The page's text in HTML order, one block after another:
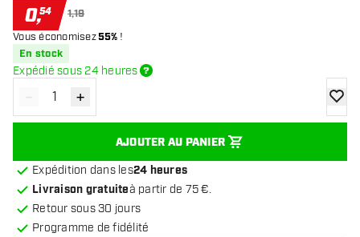
0,54 1,19
Vous économisez55% !
En stock
Expédié sous 24 heures
Diminuer la quantité
- Augmenter la quantité
+
AJOUTER AU PANIER
Expédition dans les24 heures
Livraison gratuiteà partir de 75 €.
Retour sous 30 jours
Programme de fidélité